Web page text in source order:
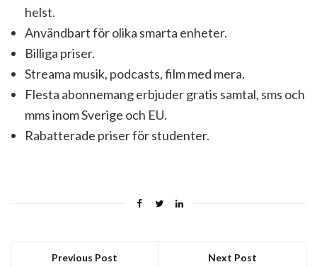
helst.
Användbart för olika smarta enheter.
Billiga priser.
Streama musik, podcasts, film med mera.
Flesta abonnemang erbjuder gratis samtal, sms och
mms inom Sverige och EU.
Rabatterade priser för studenter.
Previous Post Next Post